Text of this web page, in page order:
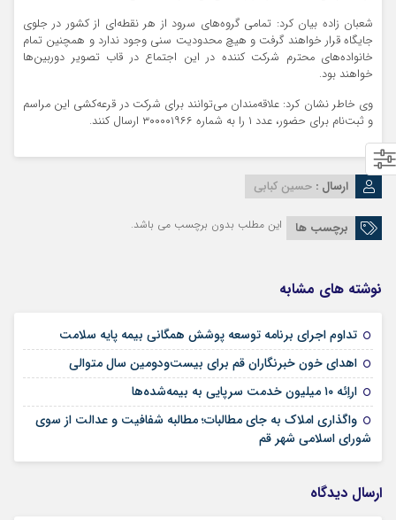
شعبان زاده بیان کرد: تمامی گروه‌های سرود از هر نقطه‌ای از کشور در جلوی
جایگاه قرار خواهند گرفت و هیچ محدودیت سنی وجود ندارد و همچنین تمام
خانواده‌های محترم شرکت کننده در این اجتماع در قاب تصویر دوربین‌ها
خواهند بود.
وی خاطر نشان کرد: علاقه‌مندان می‌توانند برای شرکت در قرعه‌کشی این مراسم
و ثبت‌نام برای حضور، عدد ۱ را به شماره ۳۰۰۰۰۱۹۶۶ ارسال کنند.
ارسال : حسین کبابی
برچسب ها این مطلب بدون برچسب می باشد.
نوشته های مشابه
تداوم اجرای برنامه توسعه پوشش همگانی بیمه پایه سلامت
اهدای خون خبرنگاران قم برای بیست‌ودومین سال متوالی
اراِئه ۱۰ میلیون خدمت سرپایی به بیمه‌شده‌ها
واگذاری املاک به جای مطالبات؛ مطالبه شفافیت و عدالت از سوی
شورای اسلامی شهر قم
ارسال دیدگاه